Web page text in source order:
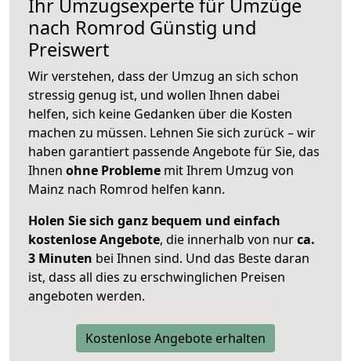
Ihr Umzugsexperte für Umzüge
nach Romrod Günstig und
Preiswert
Wir verstehen, dass der Umzug an sich schon
stressig genug ist, und wollen Ihnen dabei
helfen, sich keine Gedanken über die Kosten
machen zu müssen. Lehnen Sie sich zurück – wir
haben garantiert passende Angebote für Sie, das
Ihnen ohne Probleme mit Ihrem Umzug von
Mainz nach Romrod helfen kann.
Holen Sie sich ganz bequem und einfach
kostenlose Angebote, die innerhalb von nurca.
3 Minuten bei Ihnen sind. Und das Beste daran
ist, dass all dies zu erschwinglichen Preisen
angeboten werden.
Kostenlose Angebote erhalten